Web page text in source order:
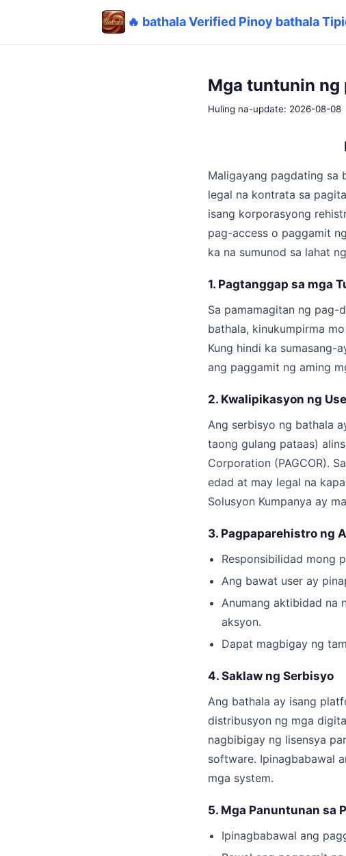
🔥 bathala Verified Pinoy bathala
Mga tuntunin ng
Huling na-update: 2026-08-08
Maligayang pagdating sa
legal na kontrata sa
isang korporasyong
pag-access o paggamit
ka na sumunod sa lahat
1. Pagtanggap sa mga
Sa pamamagitan ng pag-
bathala, kinukumpirma
Kung hindi ka sumasang-
ang paggamit ng aming
2. Kwalipikasyon ng
Ang serbisyo ng bathala
taong gulang pataas)
Corporation (PAGCOR).
edad at may legal na
Solusyon Kumpanya ay
3. Pagpaparehistro ng
Responsibilidad mong
Ang bawat user ay
Anumang aktibidad na
aksyon.
Dapat magbigay ng
4. Saklaw ng Serbisyo
Ang bathala ay isang
distribusyon ng mga
nagbibigay ng lisensya
software. Ipinagbabawal
mga system.
5. Mga Panuntunan sa
Ipinagbabawal ang